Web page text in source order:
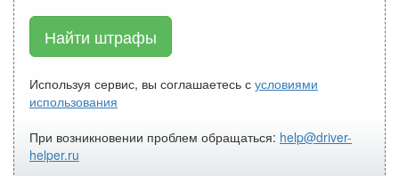
Найти штрафы
Используя сервис, вы соглашаетесь с условиями
использования
При возникновении проблем обращаться: help@driver-
helper.ru